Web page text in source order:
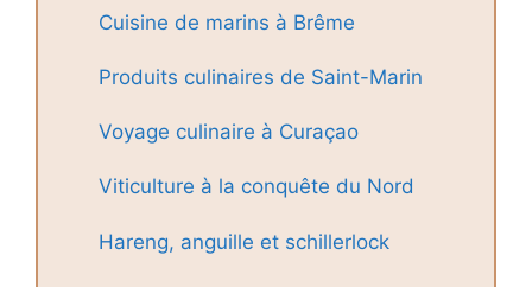
Cuisine de marins à Brême
Produits culinaires de Saint-Marin
Voyage culinaire à Curaçao
Viticulture à la conquête du Nord
Hareng, anguille et schillerlock